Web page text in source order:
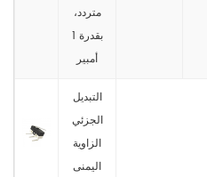
متردد،
بقدرة 1
أمبير
التبديل
الجزئي
الزاوية
اليمنى